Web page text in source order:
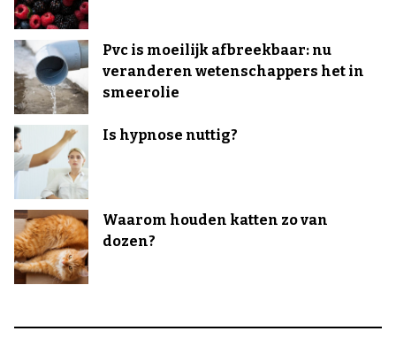
Pvc is moeilijk afbreekbaar: nu
veranderen wetenschappers het in
smeerolie
Is hypnose nuttig?
Waarom houden katten zo van
dozen?